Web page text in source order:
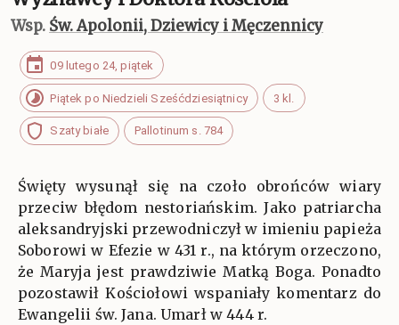
Wsp. Św. Apolonii, Dziewicy i Męczennicy
09 lutego 24, piątek
Piątek po Niedzieli Sześćdziesiątnicy 3 kl.
Szaty białe Pallotinum s. 784
Święty wysunął się na czoło obrońców wiary
przeciw błędom nestoriańskim. Jako patriarcha
aleksandryjski przewodniczył w imieniu papieża
Soborowi w Efezie w 431 r., na którym orzeczono,
że Maryja jest prawdziwie Matką Boga. Ponadto
pozostawił Kościołowi wspaniały komentarz do
Ewangelii św. Jana. Umarł w 444 r.